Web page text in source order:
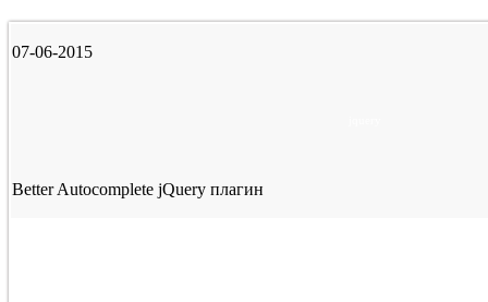
07-06-2015
Better Autocomplete jQuery плагин